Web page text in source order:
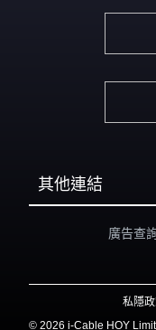
其他連結
廣告查
私隱
© 2026 i-Cable HOY